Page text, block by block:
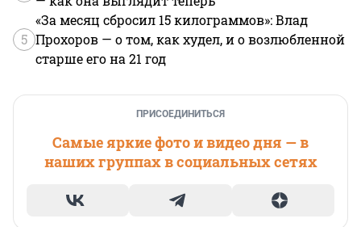
5
«За месяц сбросил 15 килограммов»: Влад
Прохоров — о том, как худел, и о возлюбленной
старше его на 21 год
ПРИСОЕДИНИТЬСЯ
Самые яркие фото и видео дня — в
наших группах в социальных сетях